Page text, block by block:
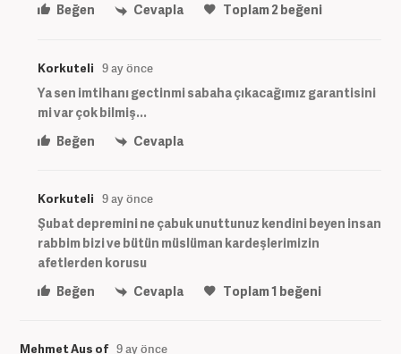
Beğen
Cevapla Toplam2beğeni
Korkuteli 9 ay önce
Ya sen imtihanı gectinmi sabaha çıkacağımız garantisini
mi var çok bilmiş...
Beğen
Cevapla
Korkuteli 9 ay önce
Şubat depremini ne çabuk unuttunuz kendini beyen insan
rabbim bizi ve bütün müslüman kardeşlerimizin
afetlerden korusu
Beğen
Cevapla Toplam1 beğeni
Mehmet Aus of 9 ay önce